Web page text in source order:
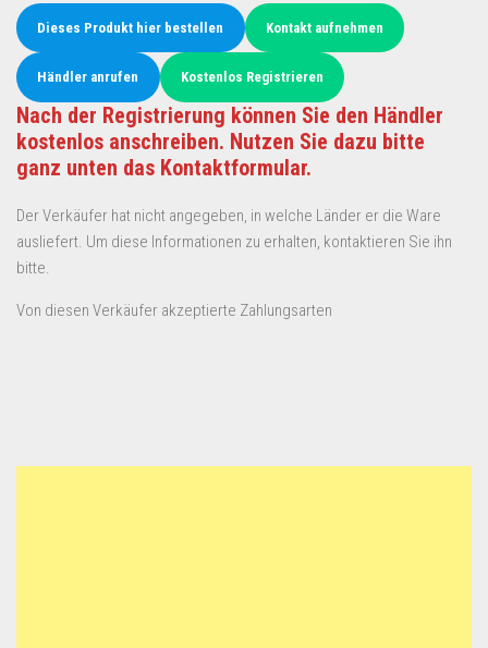
Dieses Produkt hier bestellen Kontakt aufnehmen
Händler anrufen Kostenlos Registrieren
Nach der Registrierung können Sie den Händler
kostenlos anschreiben. Nutzen Sie dazu bitte
ganz unten das Kontaktformular.
Der Verkäufer hat nicht angegeben, in welche Länder er die Ware
ausliefert. Um diese Informationen zu erhalten, kontaktieren Sie ihn
bitte.
Von diesen Verkäufer akzeptierte Zahlungsarten